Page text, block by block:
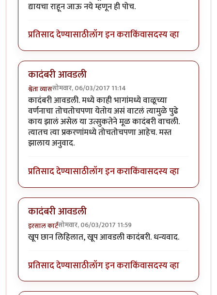
द्यायचा राहून जाऊ नये म्हणून ही पोच.
प्रतिसाद देण्यासाठीलॉग इन कराकिंवासदस्य व्हा
कादंबरी आवडली
श्वेता व्याससोमवार, 06/03/2017 11:14
कादंबरी आवडली. मध्ये काही भागांमध्ये वाळूच्या
वर्णनाचा तोचतोचपणा येतोय असं वाटलं त्यामुळे पुढे
काय झालं असेल या उत्सुकतेने मूळ कादंबरी वाचली.
त्यातच त्या प्रकरणांमध्ये तोचतोचपणा आहेच. मस्त
झालाय अनुवाद.
प्रतिसाद देण्यासाठीलॉग इन कराकिंवासदस्य व्हा
कादंबरी आवडली
इरसाल कार्टंसोमवार, 06/03/2017 11:59
खूप छान लिहिलात, खूप आवडली कादंबरी. धन्यवाद.
प्रतिसाद देण्यासाठीलॉग इन कराकिंवासदस्य व्हा